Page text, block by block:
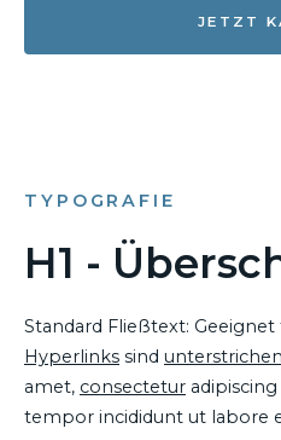
JETZT
TYPOGRAFIE
H1 -
Standard Fließtext:
Hyperlinks sind unterstrichen
amet, consectetur
tempor incididunt ut labore